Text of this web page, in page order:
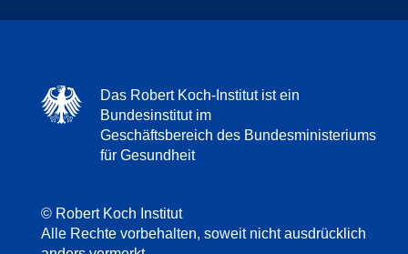
Das Robert Koch-Institut ist ein
Bundesinstitut im
Geschäftsbereich des Bundesministeriums
für Gesundheit
© Robert Koch Institut
Alle Rechte vorbehalten, soweit nicht ausdrücklich